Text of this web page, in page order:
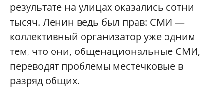
результате на улицах оказались сотни
тысяч. Ленин ведь был прав: СМИ —
коллективный организатор уже одним
тем, что они, общенациональные СМИ,
переводят проблемы местечковые в
разряд общих.